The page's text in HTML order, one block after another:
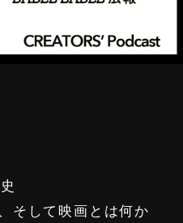
そして映画とは何か